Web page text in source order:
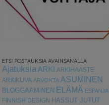
ETSI POSTAUKSIA AVAINSANALLA
Ajatuksia ARKI ARKIHAASTE
ARKIKUVA ARVONTA ASUMINEN
BLOGGAAMINEN ELÄMÄ ESPANJA
FINNISH DESIGN HASSUT JUTUT